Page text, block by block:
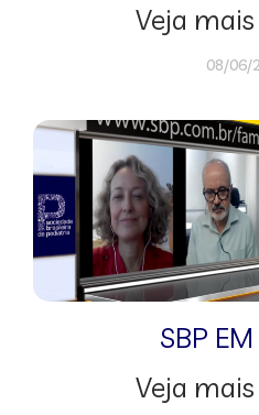
Veja
08/06/
SBP
Veja